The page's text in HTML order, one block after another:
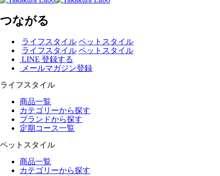
つながる
ライフスタイル ペットスタイル
ライフスタイル ペットスタイル
LINE 登録する
メールマガジン登録
ライフスタイル
商品一覧
カテゴリーから探す
ブランドから探す
定期コース一覧
ペットスタイル
商品一覧
カテゴリーから探す